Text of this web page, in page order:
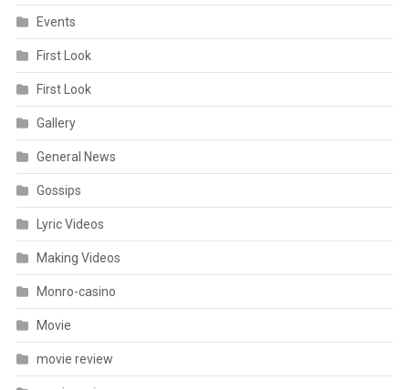
Events
First Look
First Look
Gallery
General News
Gossips
Lyric Videos
Making Videos
Monro-casino
Movie
movie review